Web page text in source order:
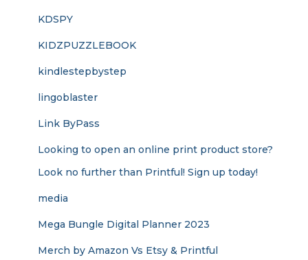
KDSPY
KIDZPUZZLEBOOK
kindlestepbystep
lingoblaster
Link ByPass
Looking to open an online print product store?
Look no further than Printful! Sign up today!
media
Mega Bungle Digital Planner 2023
Merch by Amazon Vs Etsy & Printful